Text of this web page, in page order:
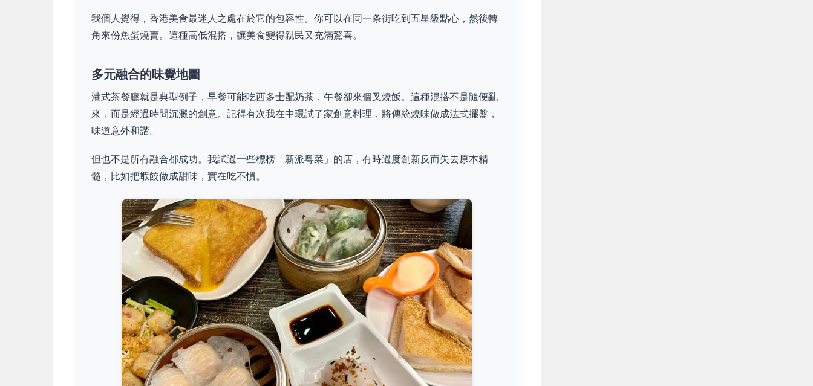
我個人覺得，香港美食最迷人之處在於它的包容性。你可以在同一条街吃到五星級點心，然後轉
角來份魚蛋燒賣。這種高低混搭，讓美食變得親民又充滿驚喜。
多元融合的味覺地圖
港式茶餐廳就是典型例子，早餐可能吃西多士配奶茶，午餐卻來個叉燒飯。這種混搭不是隨便亂
來，而是經過時間沉澱的創意。記得有次我在中環試了家創意料理，將傳統燒味做成法式擺盤，
味道意外和諧。
但也不是所有融合都成功。我試過一些標榜「新派粤菜」的店，有時過度創新反而失去原本精
髓，比如把蝦餃做成甜味，實在吃不慣。